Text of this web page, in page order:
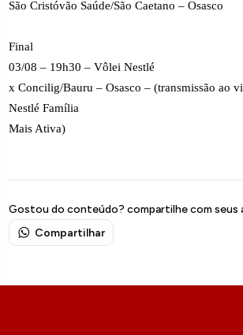
São Cristóvão Saúde/São Caetano – Osasco
Final
03/08 – 19h30 – Vôlei Nestlé
x Concilig/Bauru – Osasco – (transmissão ao
Nestlé Família
Mais Ativa)
Gostou do conteúdo? compartilhe com seus
Compartilhar